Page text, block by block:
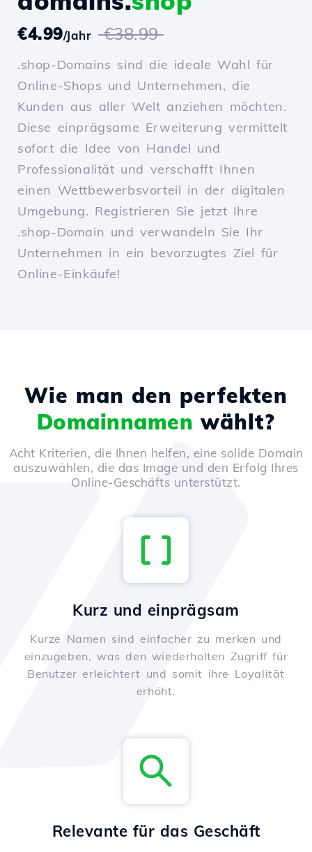
€4.99/Jahr €38.99
.shop-Domains sind die ideale Wahl für
Online-Shops und Unternehmen, die
Kunden aus aller Welt anziehen möchten.
Diese einprägsame Erweiterung vermittelt
sofort die Idee von Handel und
Professionalität und verschafft Ihnen
einen Wettbewerbsvorteil in der digitalen
Umgebung. Registrieren Sie jetzt Ihre
.shop-Domain und verwandeln Sie Ihr
Unternehmen in ein bevorzugtes Ziel für
Online-Einkäufe!
Wie man den perfekten
Domainnamen wählt?
Acht Kriterien, die Ihnen helfen, eine solide Domain
auszuwählen, die das Image und den Erfolg Ihres
Online-Geschäfts unterstützt.
Kurz und einprägsam
Kurze Namen sind einfacher zu merken und
einzugeben, was den wiederholten Zugriff für
Benutzer erleichtert und somit ihre Loyalität
erhöht.
Relevante für das Geschäft